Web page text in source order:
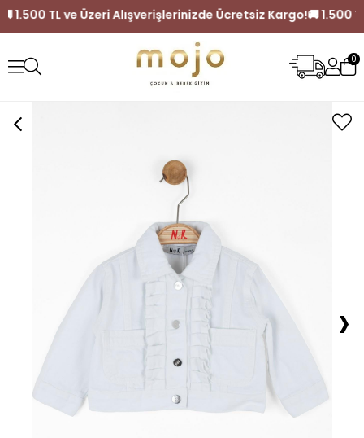
🚚 1.500 TL ve Üzeri Alışverişlerinizde Ücretsiz Kargo!
0
›